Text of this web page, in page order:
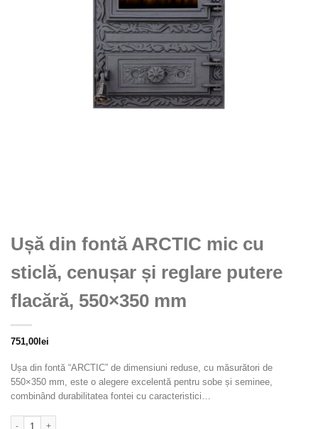
Ușă din fontă ARCTIC mic cu
sticlă, cenușar și reglare putere
flacără, 550×350 mm
751,00 lei
Ușa din fontă “ARCTIC” de dimensiuni reduse, cu măsurători de
550×350 mm, este o alegere excelentă pentru sobe și seminee,
combinând durabilitatea fontei cu caracteristici…
Cantitate Ușă din fontă ARCTIC mic cu sticlă, cenușar și reglare putere